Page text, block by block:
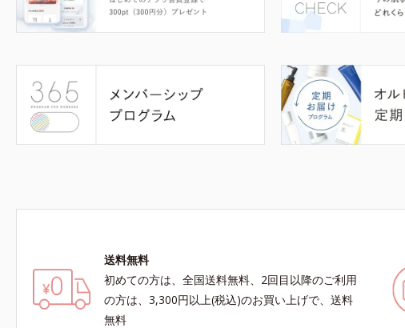
送料無料
初めての方は、全国送料無料、2回目以降のご利用
の方は、3,300円以上(税込)のお買い上げで、送料
無料